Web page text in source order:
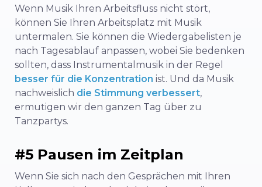
Wenn Musik Ihren Arbeitsfluss nicht stört,
können Sie Ihren Arbeitsplatz mit Musik
untermalen. Sie können die Wiedergabelisten je
nach Tagesablauf anpassen, wobei Sie bedenken
sollten, dass Instrumentalmusik in der Regel
besser für die Konzentration ist. Und da Musik
nachweislich die Stimmung verbessert,
ermutigen wir den ganzen Tag über zu
Tanzpartys.
#5 Pausen im Zeitplan
Wenn Sie sich nach den Gesprächen mit Ihren